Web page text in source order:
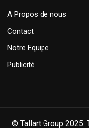
A Propos de nous
Contact
Notre Equipe
Publicité
© Tallart Group 2025.